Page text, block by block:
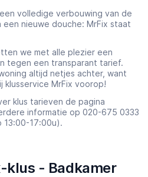
volledige verbouwing van de
nieuwe douche: MrFix staat
we met alle plezier een
tegen een transparant tarief.
altijd netjes achter, want
MrFix voorop!
klus tarieven de pagina
informatie op 020-675 0333
13:00-17:00u).
klus - Badkamer